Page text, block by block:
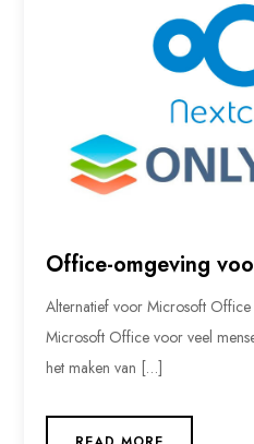
Office-omgeving
Alternatief voor Microsoft
Microsoft Office voor veel
het maken van […]